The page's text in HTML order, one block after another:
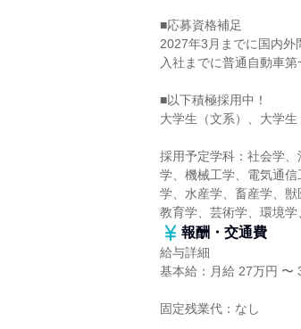
■応募資格補足
2027年3月までに国内外
入社までに普通自動車
■以下積極採用中！
大学生（文系）、大学
採用予定学科：社会学
学、機械工学、電気通
学、水産学、畜産学、
教育学、芸術学、環境
報酬・交通費
給与詳細
基本給：月給 27万円 〜
固定残業代：なし